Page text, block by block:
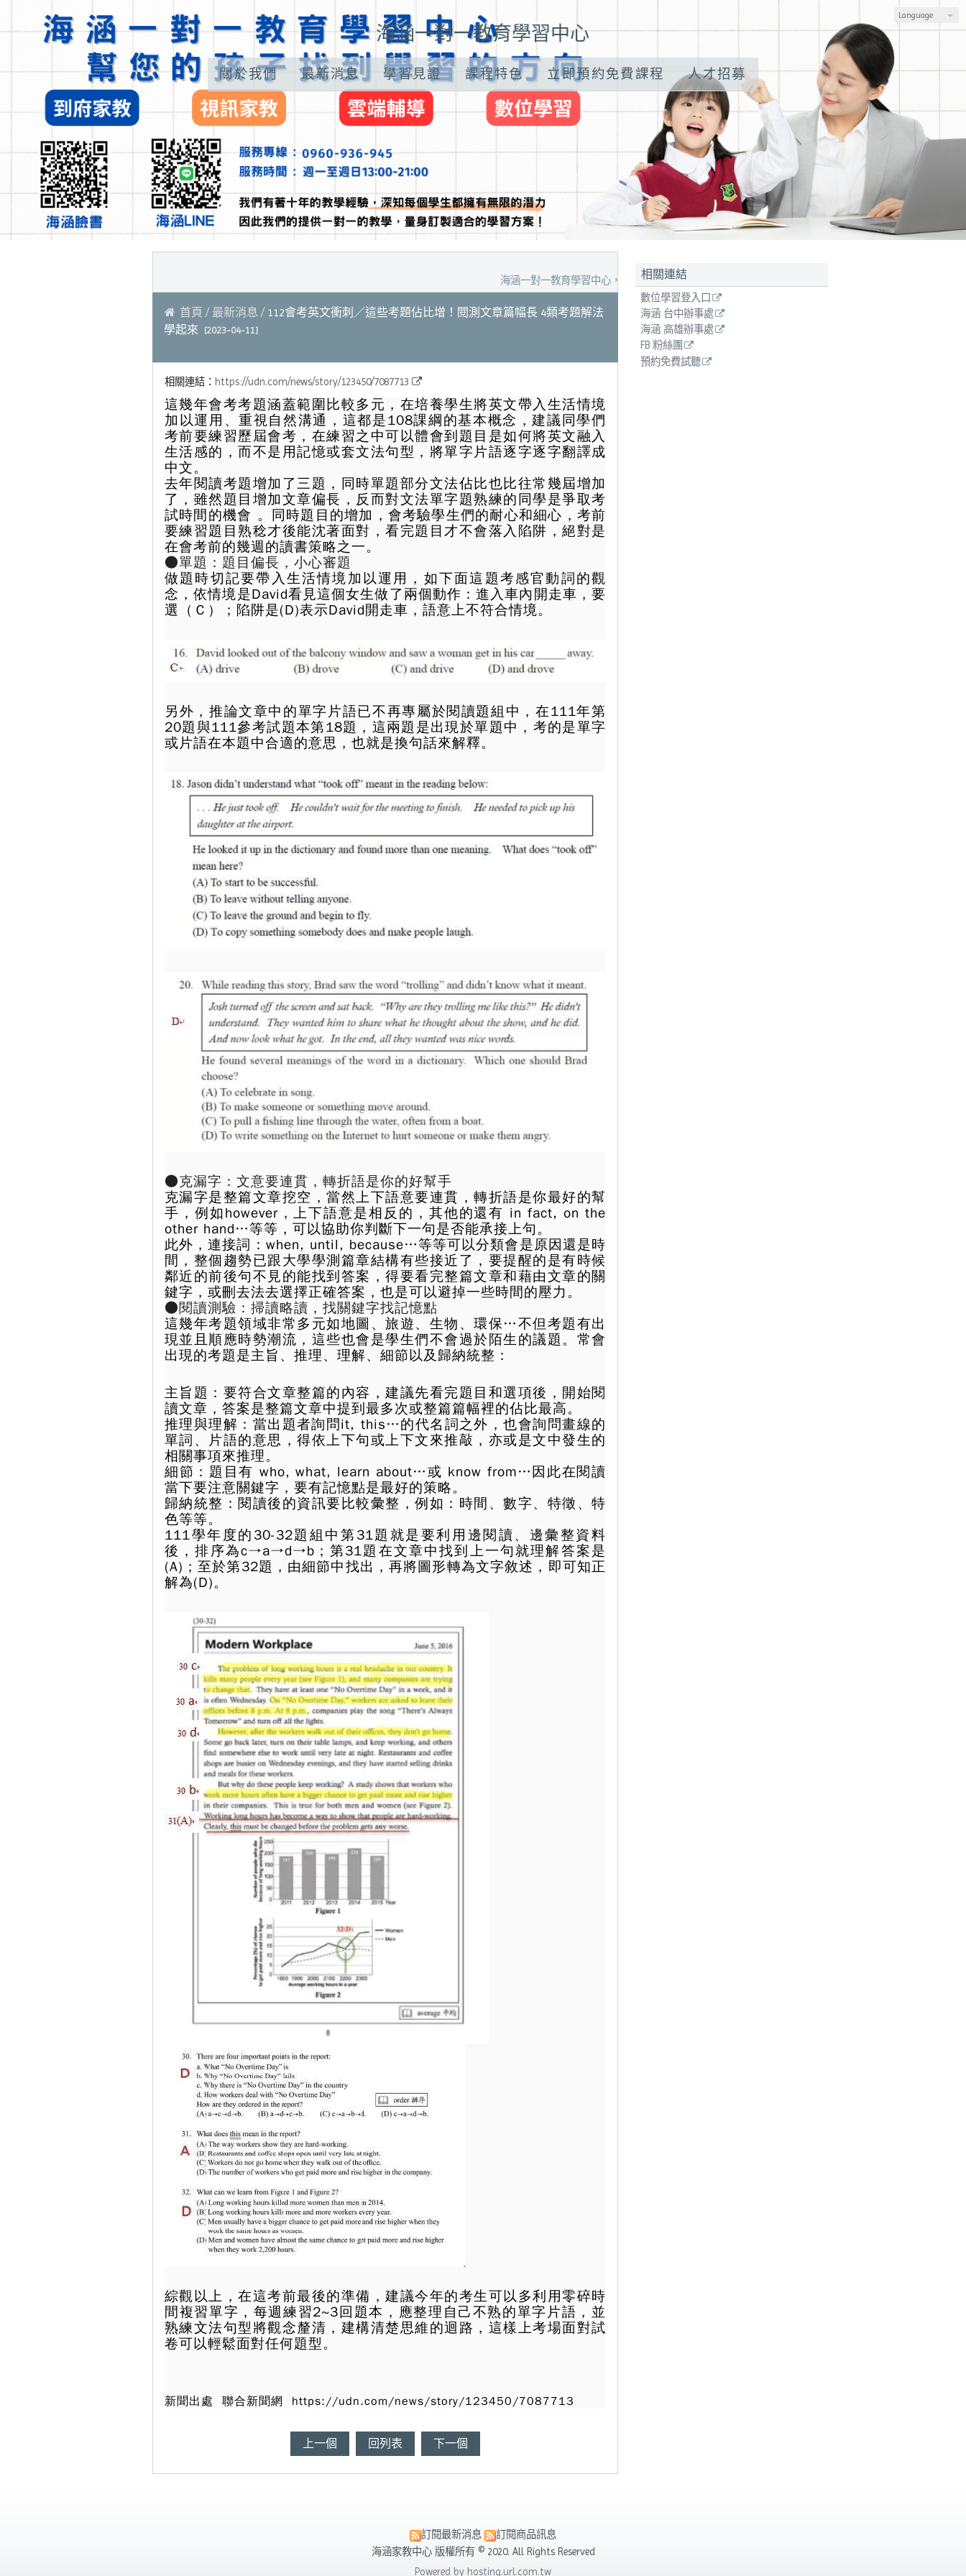
Language
海涵一對一教育學習中心
關於我們 最新消息 學習見證 課程特色 立即預約免費課程 人才招募
相關連結
數位學習登入口
海涵 台中辦事處
海涵 高雄辦事處
FB 粉絲團
預約免費試聽
海涵一對一教育學習中心，預約家教試聽、數位學習體驗 請來電：0907-710-800。
首頁 最新消息
112會考英文衝刺／這些考題佔比增！閱測文章篇幅長 4類考題解法
學起來
[2023-04-11]
相關連結： https://udn.com/news/story/123450/7087713
這幾年會考考題涵蓋範圍比較多元，在培養學生將英文帶入生活情境
加以運用、重視自然溝通，這都是108課綱的基本概念，建議同學們
考前要練習歷屆會考，在練習之中可以體會到題目是如何將英文融入
生活感的，而不是用記憶或套文法句型，將單字片語逐字逐字翻譯成
中文。
去年閱讀考題增加了三題，同時單題部分文法佔比也比往常幾屆增加
了，雖然題目增加文章偏長，反而對文法單字題熟練的同學是爭取考
試時間的機會 。同時題目的增加，會考驗學生們的耐心和細心，考前
要練習題目熟稔才後能沈著面對，看完題目才不會落入陷阱，絕對是
在會考前的幾週的讀書策略之一。
●單題：題目偏長，小心審題
做題時切記要帶入生活情境加以運用，如下面這題考感官動詞的觀
念，依情境是David看見這個女生做了兩個動作：進入車內開走車，要
選（Ｃ）；陷阱是(D)表示David開走車，語意上不符合情境。
另外，推論文章中的單字片語已不再專屬於閱讀題組中，在111年第
20題與111參考試題本第18題，這兩題是出現於單題中，考的是單字
或片語在本題中合適的意思，也就是換句話來解釋。
●克漏字：文意要連貫，轉折語是你的好幫手
克漏字是整篇文章挖空，當然上下語意要連貫，轉折語是你最好的幫
手，例如however，上下語意是相反的，其他的還有 in fact, on the
other hand…等等，可以協助你判斷下一句是否能承接上句。
此外，連接詞：when, until, because…等等可以分類會是原因還是時
間，整個趨勢已跟大學學測篇章結構有些接近了，要提醒的是有時候
鄰近的前後句不見的能找到答案，得要看完整篇文章和藉由文章的關
鍵字，或刪去法去選擇正確答案，也是可以避掉一些時間的壓力。
●閱讀測驗：掃讀略讀，找關鍵字找記憶點
這幾年考題領域非常多元如地圖、旅遊、生物、環保…不但考題有出
現並且順應時勢潮流，這些也會是學生們不會過於陌生的議題。常會
出現的考題是主旨、推理、理解、細節以及歸納統整：
主旨題 ： 要符合文章整篇的內容，建議先看完題目和選項後，開始閱
讀文章，答案是整篇文章中提到最多次或整篇篇幅裡的佔比最高。
推理與理解 ： 當出題者詢問it, this…的代名詞之外，也會詢問畫線的
單詞、片語的意思，得依上下句或上下文來推敲，亦或是文中發生的
相關事項來推理。
細節 ： 題目有 who, what, learn about…或 know from…因此在閱讀
當下要注意關鍵字，要有記憶點是最好的策略。
歸納統整 ： 閱讀後的資訊要比較彙整，例如：時間、數字、特徵、特
色等等。
111學年度的30-32題組中第31題就是要利用邊閱讀、邊彙整資料
後，排序為c→a→d→b；第31題在文章中找到上一句就理解答案是
(A)；至於第32題，由細節中找出，再將圖形轉為文字敘述，即可知正
解為(D)。
綜觀以上，在這考前最後的準備，建議今年的考生可以多利用零碎時
間複習單字，每週練習2~3回題本，應整理自己不熟的單字片語，並
熟練文法句型將觀念釐清，建構清楚思維的迴路，這樣上考場面對試
卷可以輕鬆面對任何題型。
新聞出處 聯合新聞網 https://udn.com/news/story/123450/7087713
上一個 回列表 下一個
訂閱最新消息
訂閱商品訊息
海涵家教中心 版權所有 © 2020. All Rights Reserved
Powered by hosting.url.com.tw